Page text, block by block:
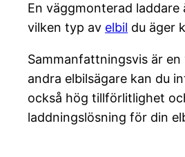
En väggmonterad
vilken typ av elbil du äger
Sammanfattningsvis är
andra elbilsägare kan du
också hög tillförlitlighet
laddningslösning för din